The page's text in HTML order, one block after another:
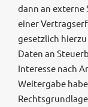
dann an externe
einer
gesetzlich
Daten an
Interesse nach
Weitergabe